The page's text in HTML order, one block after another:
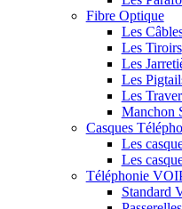
Fibre Optique
Les
Les Tiroirs
Les
Les
Les
Manchon
Casques
Les
Les
Téléphonie
Standard